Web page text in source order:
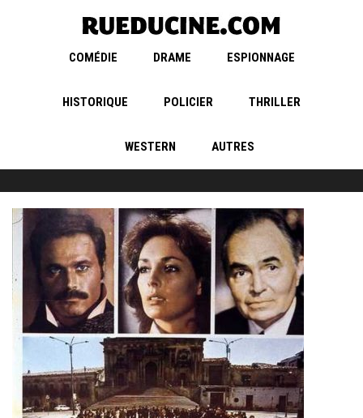
COMÉDIE DRAME ESPIONNAGE
HISTORIQUE POLICIER THRILLER
WESTERN AUTRES